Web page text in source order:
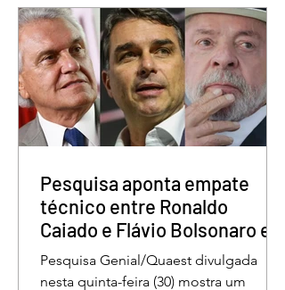
Quem é o Jornalista
Carlos Peixoto,
homenageado pela
CLDF no Dia da
Pesquisa aponta empate
técnico entre Ronaldo
Caiado e Flávio Bolsonaro em
Goiás
Pesquisa Genial/Quaest divulgada
nesta quinta-feira (30) mostra um